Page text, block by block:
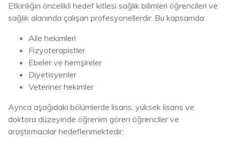
Etkinliğin öncelikli hedef kitlesi sağlık bilimleri öğrencileri ve
sağlık alanında çalışan profesyonellerdir. Bu kapsamda:
Aile hekimleri
Fizyoterapistler
Ebeler ve hemşireler
Diyetisyenler
Veteriner hekimler
Ayrıca aşağıdaki bölümlerde lisans, yüksek lisans ve
doktora düzeyinde öğrenim gören öğrenciler ve
araştırmacılar hedeflenmektedir: